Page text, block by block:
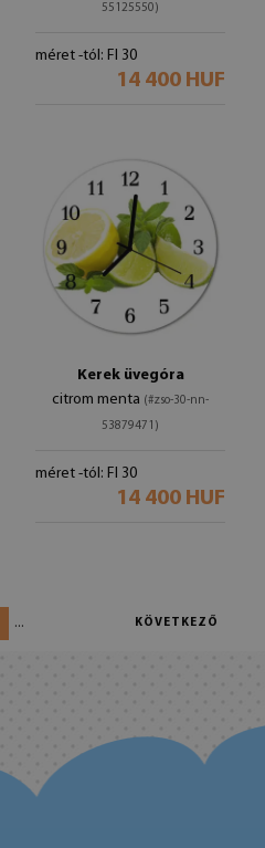
55125550)
méret -tól: FI 30
14 400 HUF
Kerek üvegóra
citrom menta (#zso-30-nn-
53879471)
méret -tól: FI 30
14 400 HUF
... KÖVETKEZŐ